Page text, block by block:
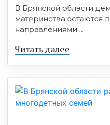
В Брянской области
материнства остаются
направлениями ...
Читать далее